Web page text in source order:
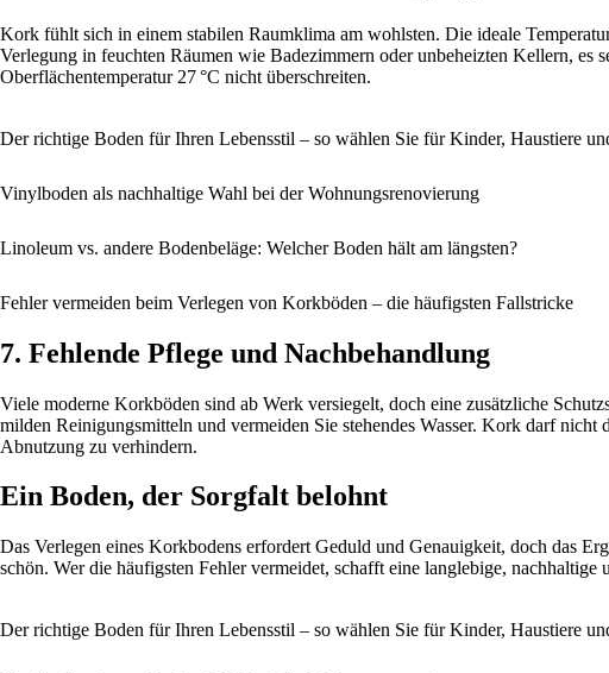
Kork fühlt sich in einem stabilen Raumklima am wohlsten. Die ideale
Verlegung in feuchten Räumen wie Badezimmern oder unbeheizten Kellern, es
Oberflächentemperatur 27 °C nicht überschreiten.
Der richtige Boden für Ihren Lebensstil – so wählen Sie für Kinder, Haustiere
Vinylboden als nachhaltige Wahl bei der Wohnungsrenovierung
Linoleum vs. andere Bodenbeläge: Welcher Boden hält am längsten?
Fehler vermeiden beim Verlegen von Korkböden – die häufigsten Fallstricke
7. Fehlende Pflege und Nachbehandlung
Viele moderne Korkböden sind ab Werk versiegelt, doch eine zusätzliche
milden Reinigungsmitteln und vermeiden Sie stehendes Wasser. Kork darf
Abnutzung zu verhindern.
Ein Boden, der Sorgfalt belohnt
Das Verlegen eines Korkbodens erfordert Geduld und Genauigkeit, doch das
schön. Wer die häufigsten Fehler vermeidet, schafft eine langlebige, nachhaltige
Der richtige Boden für Ihren Lebensstil – so wählen Sie für Kinder, Haustiere